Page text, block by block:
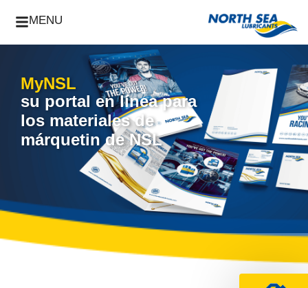
MENU
MyNSL
su portal en línea para
los materiales de
márquetin de NSL